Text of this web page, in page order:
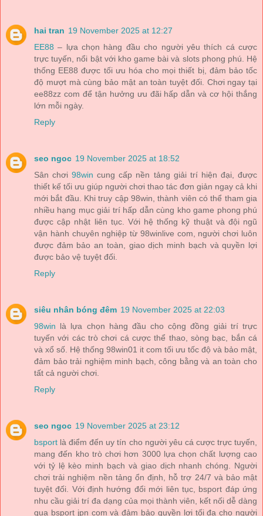
hai tran 19 November 2025 at 12:27
EE88 – lựa chọn hàng đầu cho người yêu thích cá cược
trực tuyến, nổi bật với kho game bài và slots phong phú. Hệ
thống EE88 được tối ưu hóa cho mọi thiết bị, đảm bảo tốc
độ mượt mà cùng bảo mật an toàn tuyệt đối. Chơi ngay tại
ee88zz com để tận hưởng ưu đãi hấp dẫn và cơ hội thắng
lớn mỗi ngày.
Reply
seo ngoc 19 November 2025 at 18:52
Sân chơi98win cung cấp nền tảng giải trí hiện đại, được
thiết kế tối ưu giúp người chơi thao tác đơn giản ngay cả khi
mới bắt đầu. Khi truy cập 98win, thành viên có thể tham gia
nhiều hạng mục giải trí hấp dẫn cùng kho game phong phú
được cập nhật liên tục. Với hệ thống kỹ thuật và đội ngũ
vận hành chuyên nghiệp từ 98winlive com, người chơi luôn
được đảm bảo an toàn, giao dịch minh bạch và quyền lợi
được bảo vệ tuyệt đối.
Reply
siêu nhân bóng đêm 19 November 2025 at 22:03
98win là lựa chọn hàng đầu cho cộng đồng giải trí trực
tuyến với các trò chơi cá cược thể thao, sòng bạc, bắn cá
và xổ số. Hệ thống 98win01 it com tối ưu tốc độ và bảo mật,
đảm bảo trải nghiệm minh bạch, công bằng và an toàn cho
tất cả người chơi.
Reply
seo ngoc 19 November 2025 at 23:12
bsport là điểm đến uy tín cho người yêu cá cược trực tuyến,
mang đến kho trò chơi hơn 3000 lựa chọn chất lượng cao
với tỷ lệ kèo minh bạch và giao dịch nhanh chóng. Người
chơi trải nghiệm nền tảng ổn định, hỗ trợ 24/7 và bảo mật
tuyệt đối. Với định hướng đổi mới liên tục, bsport đáp ứng
nhu cầu giải trí đa dạng của mọi thành viên, kết nối dễ dàng
qua bsport jpn com và đảm bảo quyền lợi tối đa cho người